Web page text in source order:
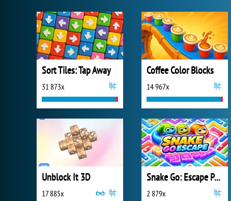
Sort Tiles: Tap Away
31 873x
Coffee Color Blocks
14 967x
Unblock It 3D
17 885x
Snake Go: Escape Puzzle
2 879x